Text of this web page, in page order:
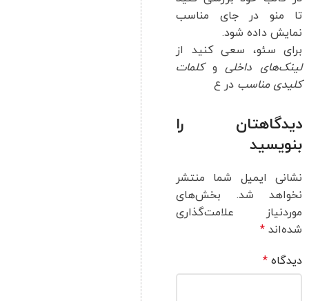
تا منو در جای مناسب
نمایش داده شود.
برای سئو، سعی کنید از
لینک‌های داخلیوکلمات
کلیدی مناسب در ع
دیدگاهتان را
بنویسید
نشانی ایمیل شما منتشر
نخواهد شد.
بخش‌های
موردنیاز علامت‌گذاری
شده‌اند *
دیدگاه *